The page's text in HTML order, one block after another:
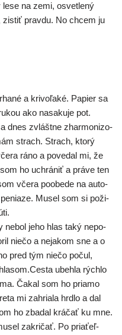
na zemi, osvet­le­ný
prav­du. No chcem ju
a kri­vo­ľa­ké. Papier sa
ako nasa­ku­je pot.
dnes zvlášt­ne zhar­mo­ni­zo­
strach. Strach, kto­rý
ráno a pove­dal mi, že
ho uchrá­niť a prá­ve ten
vče­ra poobe­de na auto­
Musel som si poži­
nebol jeho hlas taký nepo­
nie­čo a neja­kom sne a o
pred tým nie­čo počul,
ubeh­la rých­lo
Čakal som ho pria­mo
mi zahria­la hrd­lo a dal
ho zba­dal krá­čať ku mne.
zakri­čať. Po pria­ťeľ­